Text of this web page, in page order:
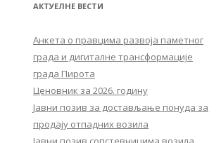
АКТУЕЛНЕ ВЕСТИ
Aнкета о правцима развоја паметног
града и дигиталне трансформације
града Пирота
Ценовник за 2026. годину
Јавни позив за достављање понуда за
продају отпадних возила